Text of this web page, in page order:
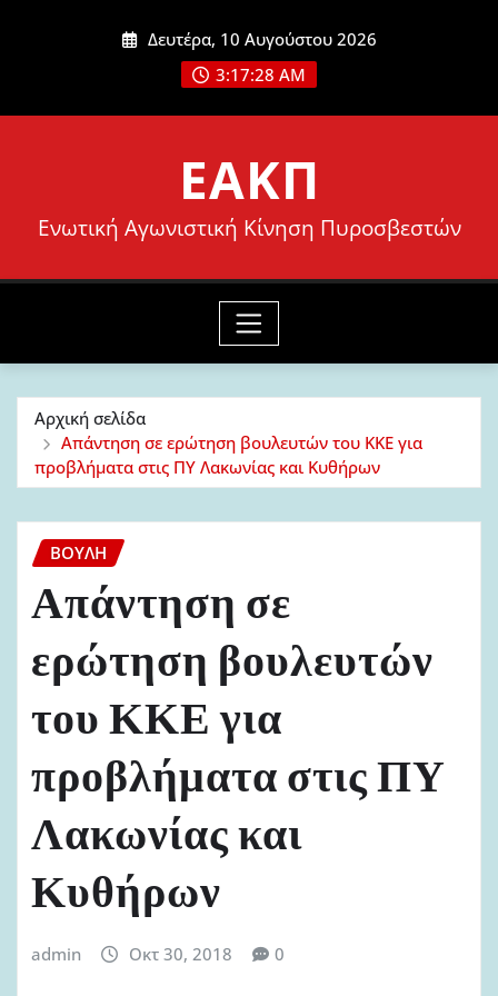
Δευτέρα, 10 Αυγούστου 2026
3:17:30 AM
ΕΑΚΠ
Ενωτική Αγωνιστική Κίνηση Πυροσβεστών
Αρχική σελίδα
Απάντηση σε ερώτηση βουλευτών του ΚΚΕ για
προβλήματα στις ΠΥ Λακωνίας και Κυθήρων
ΒΟΥΛΉ
Απάντηση σε
ερώτηση βουλευτών
του ΚΚΕ για
προβλήματα στις ΠΥ
Λακωνίας και
Κυθήρων
admin Οκτ 30, 2018 0